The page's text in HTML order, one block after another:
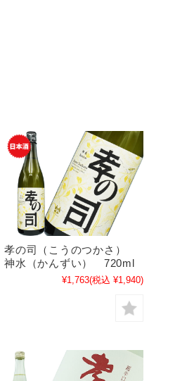
孝の司（こうのつかさ）
神水（かんずい） 720ml
¥1,763(税込 ¥1,940)